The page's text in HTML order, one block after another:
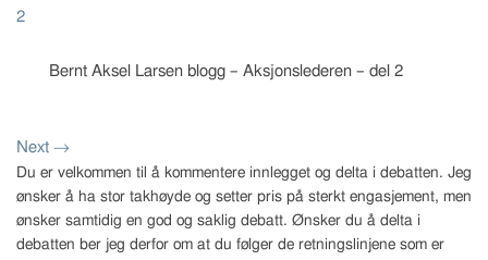
2
Bernt Aksel Larsen blogg – Aksjonslederen – del 2
Next →
Du er velkommen til å kommentere innlegget og delta i debatten. Jeg
ønsker å ha stor takhøyde og setter pris på sterkt engasjement, men
ønsker samtidig en god og saklig debatt. Ønsker du å delta i
debatten ber jeg derfor om at du følger de retningslinjene som er